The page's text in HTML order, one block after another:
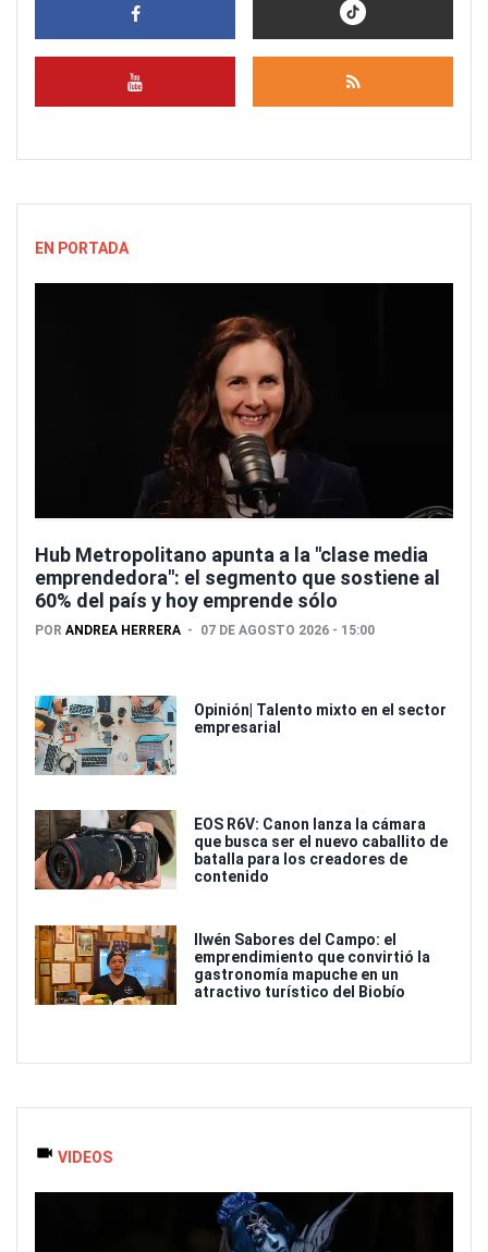
EN PORTADA
Hub Metropolitano apunta a la "clase media
emprendedora": el segmento que sostiene al
60% del país y hoy emprende sólo
POR ANDREA HERRERA 07 DE AGOSTO 2026 - 15:00
Opinión| Talento mixto en el sector
empresarial
EOS R6V: Canon lanza la cámara
que busca ser el nuevo caballito de
batalla para los creadores de
contenido
Ilwén Sabores del Campo: el
emprendimiento que convirtió la
gastronomía mapuche en un
atractivo turístico del Biobío
VIDEOS